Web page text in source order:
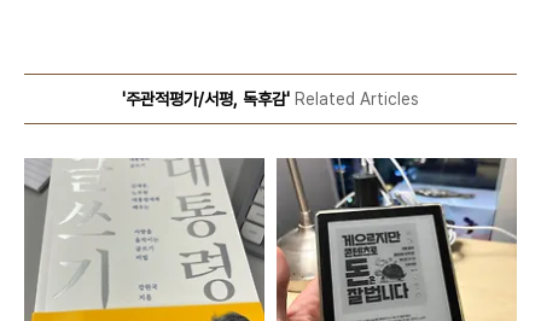
'주관적평가/서평, 독후감' Related Articles